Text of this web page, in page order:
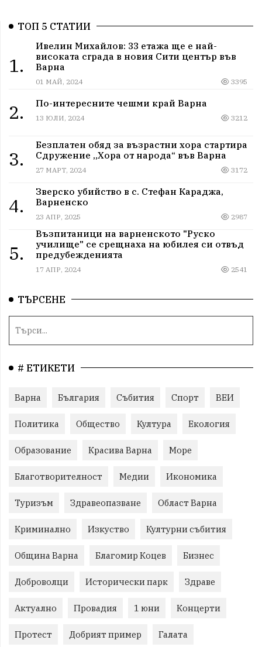
ТОП 5 СТАТИИ
1.
Ивелин Михайлов: 33 етажа ще е най-
високата сграда в новия Сити център във
Варна
01 МАЙ, 2024 3395
2. По-интересните чешми край Варна
13 ЮЛИ, 2024 3212
3.
Безплатен обяд за възрастни хора стартира
Сдружение „Хора от народа“ във Варна
27 МАРТ, 2024 3172
4.
Зверско убийство в с. Стефан Караджа,
Варненско
23 АПР, 2025 2987
5.
Възпитаници на варненското "Руско
училище" се срещнаха на юбилея си отвъд
предубежденията
17 АПР, 2024 2541
ТЪРСЕНЕ
# ЕТИКЕТИ
Варна България Събития Спорт ВЕИ
Политика Общество Култура Екология
Образование Красива Варна Море
Благотворителност Медии Икономика
Туризъм Здравеопазване Област Варна
Криминално Изкуство Културни събития
Община Варна Благомир Коцев Бизнес
Доброволци Исторически парк Здраве
Актуално Провадия 1 юни Концерти
Протест Добрият пример Галата